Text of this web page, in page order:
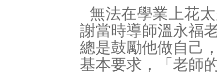
無法在學業上花
謝當時導師溫永福
總是鼓勵他做自己
基本要求，「老師